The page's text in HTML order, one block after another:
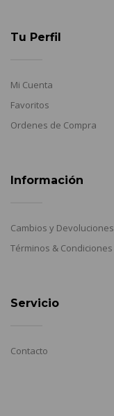
Tu Perfil
Mi Cuenta
Favoritos
Ordenes de Compra
Información
Cambios y Devoluciones
Términos & Condiciones
Servicio
Contacto